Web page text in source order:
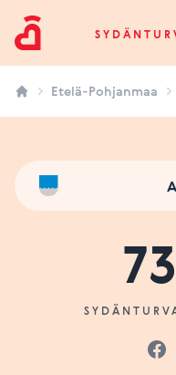
Sydänturvallinen Suomi
Etelä-Pohjanmaa
73